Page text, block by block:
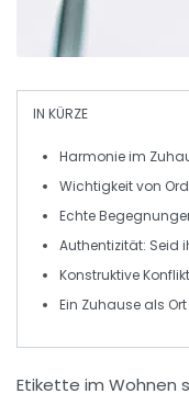
IN KÜRZE
Harmonieim
Wichtigkeit von
Echte
Authentizität: Seid
Konstruktive
Ein Zuhause als
Etikette im Wohnen